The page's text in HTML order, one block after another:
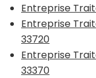
Entreprise
Entreprise
33720
Entreprise
33370